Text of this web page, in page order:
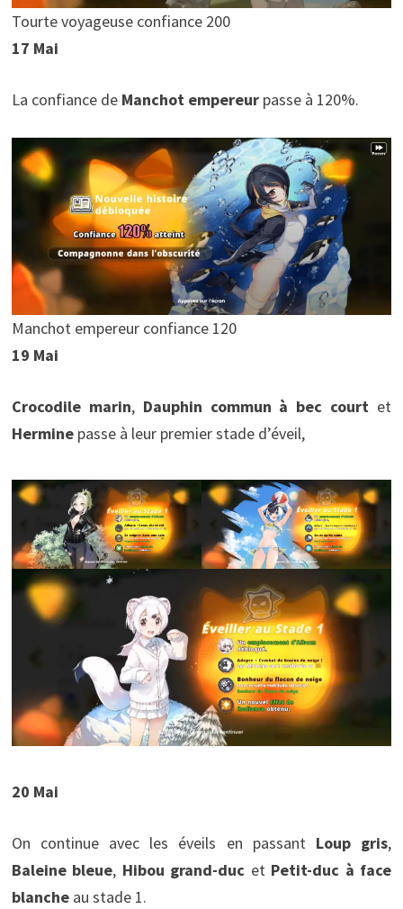
Tourte voyageuse confiance 200
17 Mai
La confiance de Manchot empereur passe à 120%.
Manchot empereur confiance 120
19 Mai
Crocodile marin, Dauphin commun à bec court et
Hermine passe à leur premier stade d’éveil,
20 Mai
On continue avec les éveils en passant Loup gris,
Baleine bleue, Hibou grand-duc et Petit-duc à face
blancheau stade 1.